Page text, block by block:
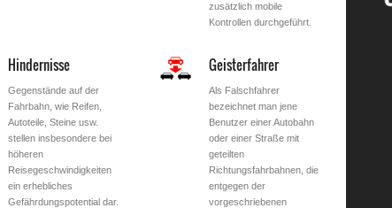
zusätzlich mobile
Kontrollen durchgeführt.
Hindernisse
Gegenstände auf der
Fahrbahn, wie Reifen,
Autoteile, Steine usw.
stellen insbesondere bei
höheren
Reisegeschwindigkeiten
ein erhebliches
Gefährdungspotential dar.
Geisterfahrer
Als Falschfahrer
bezeichnet man jene
Benutzer einer Autobahn
oder einer Straße mit
geteilten
Richtungsfahrbahnen, die
entgegen der
vorgeschriebenen